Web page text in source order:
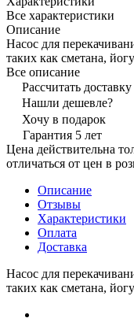
Все характеристики
Описание
Насос для
таких как сметана,
Все описание
Рассчитать доставку
Нашли дешевле?
Хочу в подарок
Гарантия 5 лет
Цена действительна
отличаться от цен в
Описание
Отзывы
Характеристики
Оплата
Доставка
Насос для
таких как сметана,